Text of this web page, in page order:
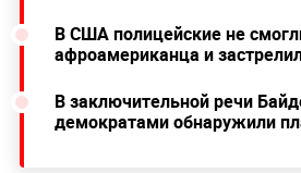
В США полицейские не
афроамериканца и
В заключительной речи
демократами обнаружили